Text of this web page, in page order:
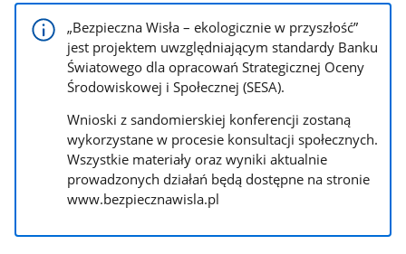
„Bezpieczna Wisła – ekologicznie w przyszłość”
jest projektem uwzględniającym standardy Banku
Światowego dla opracowań Strategicznej Oceny
Środowiskowej i Społecznej (SESA).
Wnioski z sandomierskiej konferencji zostaną
wykorzystane w procesie konsultacji społecznych.
Wszystkie materiały oraz wyniki aktualnie
prowadzonych działań będą dostępne na stronie
www.bezpiecznawisla.pl